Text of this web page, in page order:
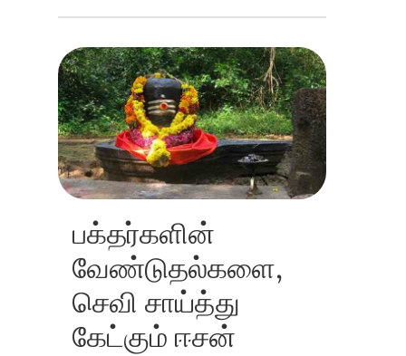
பக்தர்களின்
வேண்டுதல்களை,
செவி சாய்த்து
கேட்கும் ஈசன்